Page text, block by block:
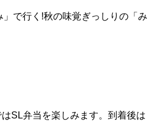
で行く!秋の味覚ぎっしりの「み
SL弁当を楽しみます。到着後は